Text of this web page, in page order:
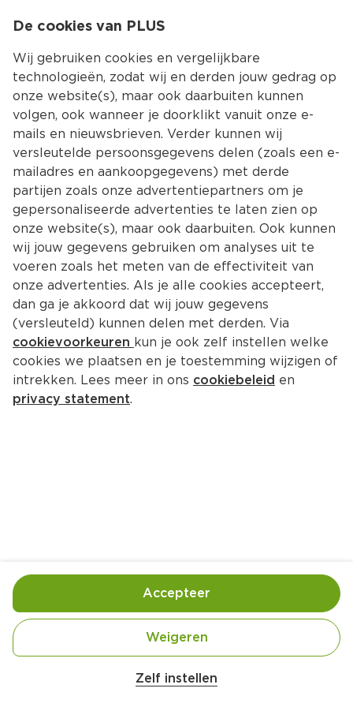
Kies jouw
Terug Producten
Ocean Spray Pink cranberry &
perzik
Handige informatie over dit product
PET-fles met statiegeld
De cookies van PLUS
Wij gebruiken cookies en vergelijkbare
technologieën, zodat wij en derden jouw gedrag op
onze website(s), maar ook daarbuiten kunnen
volgen, ook wanneer je doorklikt vanuit onze e-
mails en nieuwsbrieven. Verder kunnen wij
versleutelde persoonsgegevens delen (zoals een e-
mailadres en aankoopgegevens) met derde
partijen zoals onze advertentiepartners om je
gepersonaliseerde advertenties te laten zien op
onze website(s), maar ook daarbuiten. Ook kunnen
wij jouw gegevens gebruiken om analyses uit te
voeren zoals het meten van de effectiviteit van
onze advertenties. Als je alle cookies accepteert,
dan ga je akkoord dat wij jouw gegevens
(versleuteld) kunnen delen met derden. Via
cookievoorkeuren kun je ook zelf instellen welke
cookies we plaatsen en je toestemming wijzigen of
intrekken. Lees meer in ons cookiebeleid en
privacy statement.
Zelf instellen
Weigeren
Accepteer